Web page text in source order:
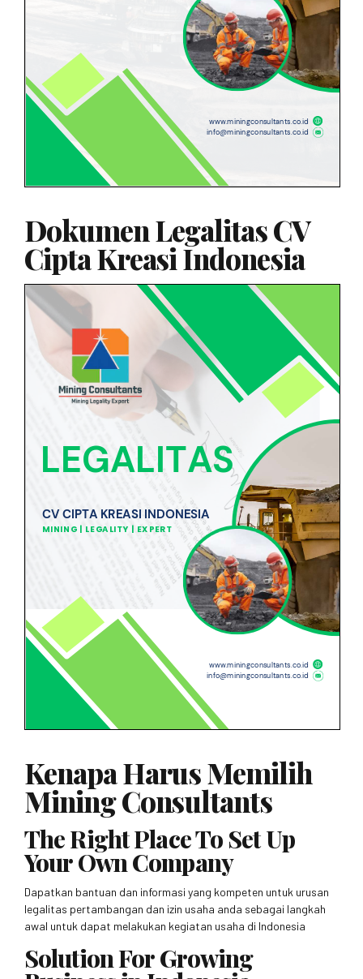
Dokumen Legalitas CV
Cipta Kreasi Indonesia
Kenapa Harus Memilih
Mining Consultants
The Right Place To Set Up
Your Own Company
Dapatkan bantuan dan informasi yang kompeten untuk urusan
legalitas pertambangan dan izin usaha anda sebagai langkah
awal untuk dapat melakukan kegiatan usaha di Indonesia
Solution For Growing